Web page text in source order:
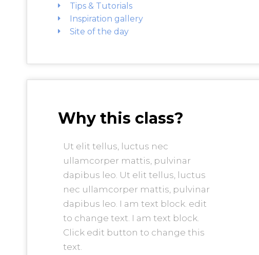
Tips & Tutorials
Inspiration gallery
Site of the day
Why this class?
Ut elit tellus, luctus nec
ullamcorper mattis, pulvinar
dapibus leo. Ut elit tellus, luctus
nec ullamcorper mattis, pulvinar
dapibus leo. I am text block. edit
to change text. I am text block.
Click edit button to change this
text.